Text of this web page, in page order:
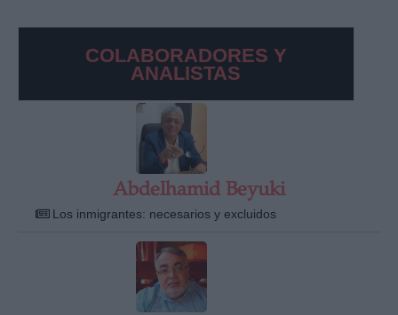
COLABORADORES Y
ANALISTAS
Abdelhamid Beyuki
Los inmigrantes: necesarios y excluidos
Datos tratados: